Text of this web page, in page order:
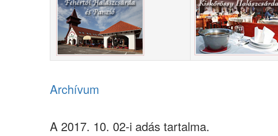
Archívum
A 2017. 10. 02-i adás tartalma.